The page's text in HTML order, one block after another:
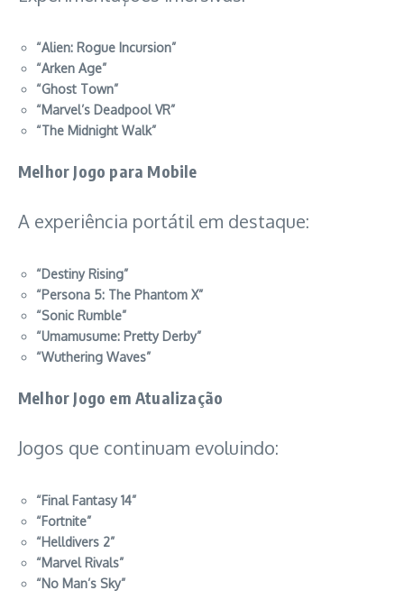
“Alien: Rogue Incursion”
“Arken Age”
“Ghost Town”
“Marvel’s Deadpool VR”
“The Midnight Walk”
Melhor Jogo para Mobile
A experiência portátil em destaque:
“Destiny Rising”
“Persona 5: The Phantom X”
“Sonic Rumble”
“Umamusume: Pretty Derby”
“Wuthering Waves”
Melhor Jogo em Atualização
Jogos que continuam evoluindo:
“Final Fantasy 14”
“Fortnite”
“Helldivers 2”
“Marvel Rivals”
“No Man’s Sky”